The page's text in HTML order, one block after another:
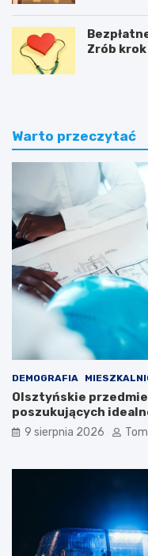
Zrób
Warto przeczytać
DEMOGRAFIA
Olsztyńskie
poszukujących
9 sierpnia 2026